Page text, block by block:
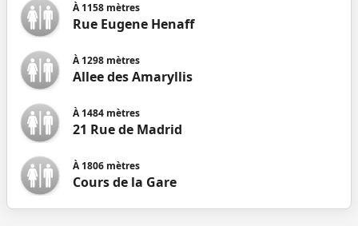
À1158 mètres
Rue Eugene Henaff
À1298 mètres
Allee des Amaryllis
À1484 mètres
21 Rue de Madrid
À1806 mètres
Cours de la Gare